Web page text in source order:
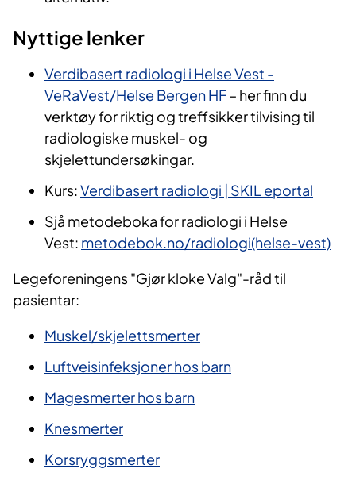
Nyttige lenker
Verdibasert radiologi i Helse Vest -
VeRaVest/Helse Bergen HF– her finn du
verktøy for riktig og treffsikker tilvising til
radiologiske muskel- og
skjelettundersøkingar.
Kurs:Verdibasert radiologi | SKIL eportal
Sjå metodeboka for radiologi i Helse
Vest: metodebok.no/radiologi(helse-vest)
Legeforeningens "Gjør kloke Valg"-råd til
pasientar:
Muskel/skjelettsmerter
Luftveisinfeksjoner hos barn
Magesmerter hos barn
Knesmerter
Korsryggsmerter